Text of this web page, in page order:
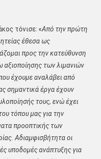
τόνισε: «Από την πρώτη
έθεσα ως
προς την κατεύθυνση
αξιοποίησης των λιμανιών
έχουμε αναλάβει από
σημαντικά έργα έχουν
τους, ενώ έχει
τόπου μας για την
προοπτικής των
Αδιαμφισβήτητα οι
υποδομές ανάπτυξης για